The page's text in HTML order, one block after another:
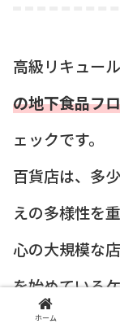
高級リキュー
の地下食品フ
ェックです。
百貨店は、多
えの多様性を
心の大規模な
を始めている
ホーム